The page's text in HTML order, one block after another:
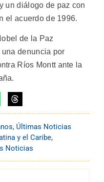
un diálogo de paz con
el acuerdo de 1996.
de la Paz
denuncia por
Ríos Montt ante la
, Últimas Noticias
y el Caribe,
Noticias